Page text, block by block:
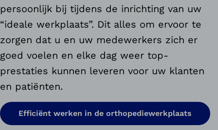
persoonlijk bij tijdens de inrichting van uw
“ideale werkplaats”. Dit alles om ervoor te
zorgen dat u en uw medewerkers zich er
goed voelen en elke dag weer top-
prestaties kunnen leveren voor uw klanten
en patiënten.
Efficiënt werken in de orthopediewerkplaats